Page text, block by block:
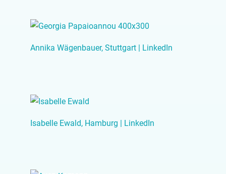
Annika Wägenbauer, Stuttgart | LinkedIn
Isabelle Ewald, Hamburg | LinkedIn